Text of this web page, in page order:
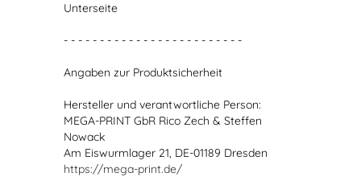
Unterseite
- - - - - - - - - - - - - - - - - - - - - - - - -
Angaben zur Produktsicherheit
Hersteller und verantwortliche Person:
MEGA-PRINT GbR Rico Zech & Steffen
Nowack
Am Eiswurmlager 21, DE-01189 Dresden
https://mega-print.de/